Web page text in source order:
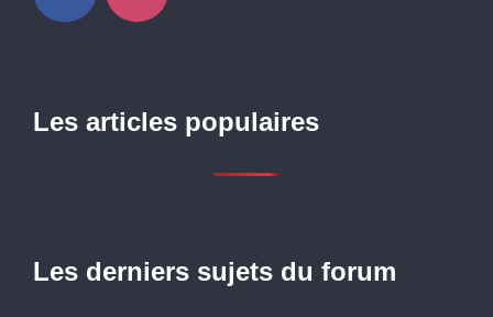
Les articles populaires
Les derniers sujets du forum